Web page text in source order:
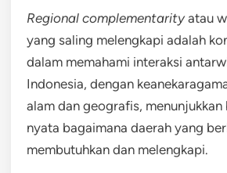
Regional complementarityatau
yang saling melengkapi adalah
dalam memahami interaksi
Indonesia, dengan
alam dan geografis,
nyata bagaimana daerah yang
membutuhkan dan melengkapi.